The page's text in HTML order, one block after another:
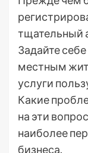
тщательный
Задайте
местным
услуги
Какие
на эти
наиболее
бизнеса.